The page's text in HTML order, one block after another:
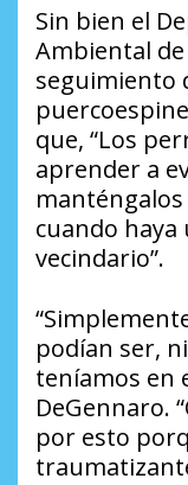
Sin bien el
Ambiental de
seguimiento
que, “Los
aprender a
cuando
vecindario”.
podían ser,
teníamos en
DeGennaro.
por esto